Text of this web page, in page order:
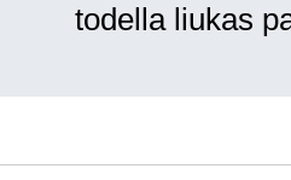
todella liukas